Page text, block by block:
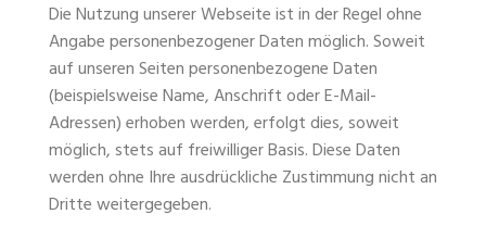
Die Nutzung unserer Webseite ist in der Regel ohne
Angabe personenbezogener Daten möglich. Soweit
auf unseren Seiten personenbezogene Daten
(beispielsweise Name, Anschrift oder E-Mail-
Adressen) erhoben werden, erfolgt dies, soweit
möglich, stets auf freiwilliger Basis. Diese Daten
werden ohne Ihre ausdrückliche Zustimmung nicht an
Dritte weitergegeben.